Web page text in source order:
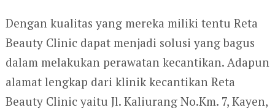
Dengan kualitas yang mereka miliki tentu Reta
Beauty Clinic dapat menjadi solusi yang bagus
dalam melakukan perawatan kecantikan. Adapun
alamat lengkap dari klinik kecantikan Reta
Beauty Clinic yaitu Jl. Kaliurang No.Km. 7, Kayen,